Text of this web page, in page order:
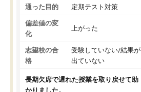
通った目的 定期テスト対策
偏差値の変
化
上がった
志望校の合
格
受験していない/結果が
出ていない
長期欠席で遅れた授業を取り戻せて助
かりました。